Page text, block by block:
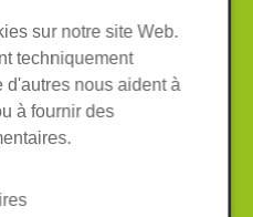
des données
Cookies
sur notre site Web.
techniquement
d'autres nous aident à
à fournir des